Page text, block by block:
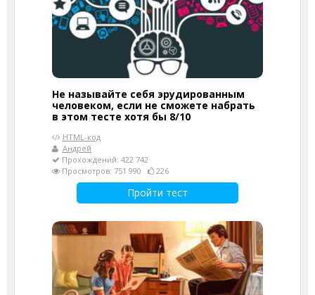
Не называйте себя эрудированным
человеком, если не сможете набрать
в этом тесте хотя бы 8/10
HTML-код
Андрей
Прохождений: 422 742
Просмотров: 751 990
226
Пройти тест